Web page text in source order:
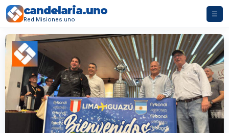
candelaria.uno
Red Misiones.uno
☰